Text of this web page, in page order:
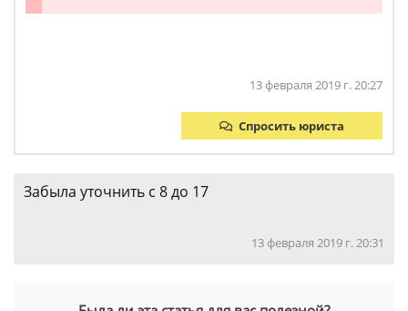
13 февраля 2019 г. 20:27
Спросить юриста
Забыла уточнить с 8 до 17
13 февраля 2019 г. 20:31